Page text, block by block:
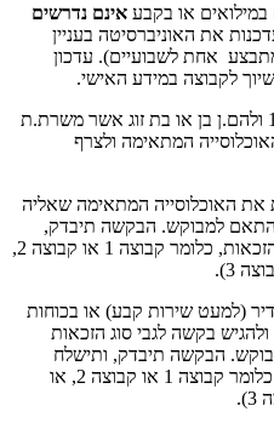
או בקבע אינם נדרשים
את האוניברסיטה בעניין
אחת לשבועיים). עדכון
לקבוצה במידע האישי.
: הורים לילדים עד גיל 12 ולהם.ן בן או בת זוג אשר משרת.ת
המתאימה ולצרף
את האוכלוסייה המתאימה שאליה
למבוקש. הבקשה תיבדק,
ומהמערכת תישלח תשובה לגבי סוג הזכאות, כלומר קבוצה 1 או קבוצה 2,
3).
(למעט שירות קבע) או בכוחות
בקשה לגבי סוג הזכאות
הבקשה תיבדק, ותישלח
תשובה מהמערכת לגבי סוג הזכאות, כלומר קבוצה 1 או קבוצה 2, או